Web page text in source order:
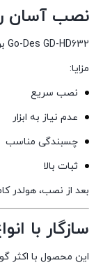
نصب آسان
Go-Des GD-HD632 برای نصب روی داشبورد طراحی شده است.
مزایا:
نصب سریع
عدم نیاز به ابزار
چسبندگی مناسب
ثبات بالا
بعد از نصب، هولدر
سازگار با
این محصول با اکثر